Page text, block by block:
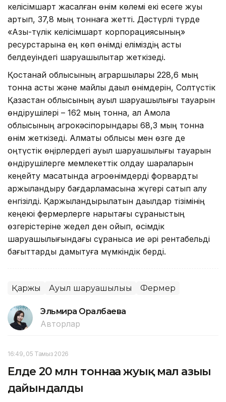
келісімшарт жасалған өнім көлемі екі есеге жуық
артып, 37,8 мың тоннаға жетті. Дәстүрлі түрде
«Азық-түлік келісімшарт корпорациясының»
ресурстарына ең көп өнімді еліміздің астық
белдеуіндегі шаруашылықтар жеткізеді.
Қостанай облысының аграршылары 228,6 мың
тонна астық және майлы дақыл өнімдерін, Солтүстік
Қазақстан облысының ауыл шаруашылығы тауарын
өндірушілері – 162 мың тонна, ал Ақмола
облысының агрокәсіпорындары 68,3 мың тонна
өнім жеткізеді. Алматы облысы мен өзге де
оңтүстік өңірлердегі ауыл шаруашылығы тауарын
өндірушілерге мемлекеттік қолдау шараларын
кеңейту мақсатында агроөнімдерді форвардтық
қаржыландыру бағдарламасына жүгері сатып алу
енгізілді. Қаржыландырылатын дақылдар тізімінің
кеңеюі фермерлерге нарықтағы сұраныстың
өзгерістеріне жедел ден қойып, өсімдік
шаруашылығындағы сұранысқа ие әрі рентабельді
бағыттарды дамытуға мүмкіндік берді.
Қаржы Ауыл шаруашылығы Фермер
Эльмира Оралбаева
Авторлар
16:49, 05 Тамыз 2026
Елде 20 млн тоннаға жуық мал азығы
дайындалды